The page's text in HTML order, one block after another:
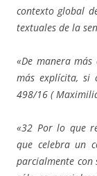
contexto global
textuales de la
«De manera más
más explícita, si
498/16 (
«32 Por lo que
que celebra un
parcialmente